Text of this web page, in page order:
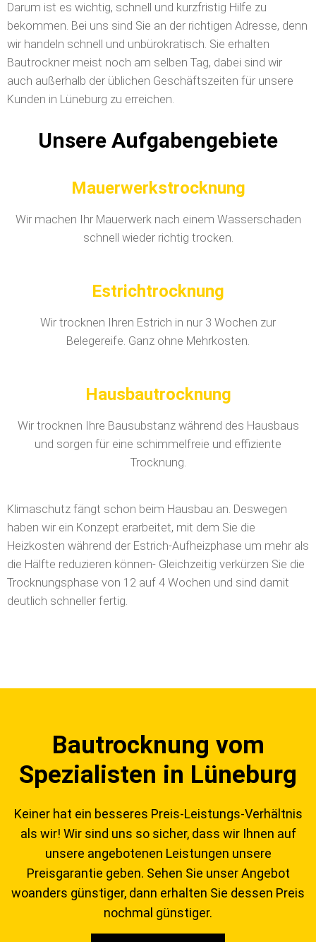
Darum ist es wichtig, schnell und kurzfristig Hilfe zu
bekommen. Bei uns sind Sie an der richtigen Adresse, denn
wir handeln schnell und unbürokratisch. Sie erhalten
Bautrockner meist noch am selben Tag, dabei sind wir
auch außerhalb der üblichen Geschäftszeiten für unsere
Kunden in Lüneburg zu erreichen.
Unsere Aufgabengebiete
Mauerwerkstrocknung
Wir machen Ihr Mauerwerk nach einem Wasserschaden
schnell wieder richtig trocken.
Estrichtrocknung
Wir trocknen Ihren Estrich in nur 3 Wochen zur
Belegereife. Ganz ohne Mehrkosten.
Hausbautrocknung
Wir trocknen Ihre Bausubstanz während des Hausbaus
und sorgen für eine schimmelfreie und effiziente
Trocknung.
Klimaschutz fängt schon beim Hausbau an. Deswegen
haben wir ein Konzept erarbeitet, mit dem Sie die
Heizkosten während der Estrich-Aufheizphase um mehr als
die Hälfte reduzieren können- Gleichzeitig verkürzen Sie die
Trocknungsphase von 12 auf 4 Wochen und sind damit
deutlich schneller fertig.
Bautrocknung vom
Spezialisten in Lüneburg
Keiner hat ein besseres Preis-Leistungs-Verhältnis
als wir! Wir sind uns so sicher, dass wir Ihnen auf
unsere angebotenen Leistungen unsere
Preisgarantie geben. Sehen Sie unser Angebot
woanders günstiger, dann erhalten Sie dessen Preis
nochmal günstiger.